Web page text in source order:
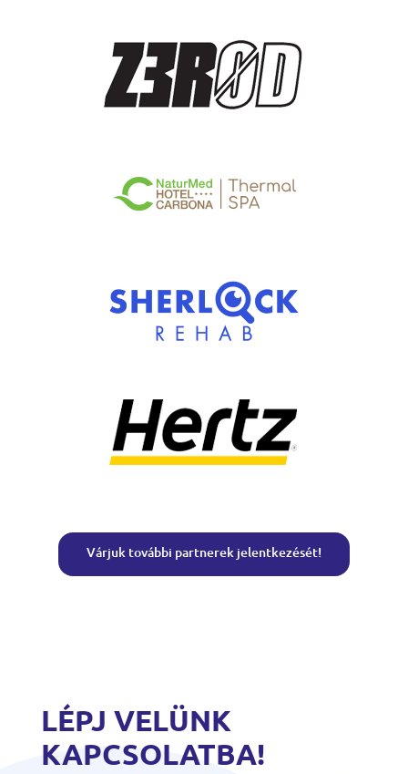
Várjuk további partnerek jelentkezését!
LÉPJ VELÜNK
KAPCSOLATBA!